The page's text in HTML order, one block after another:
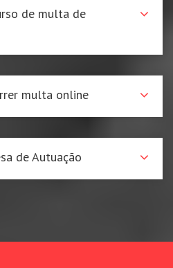
de multa de
multa online
de Autuação